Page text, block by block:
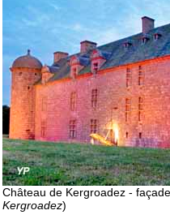
Château de Kergroadez -
Kergroadez)